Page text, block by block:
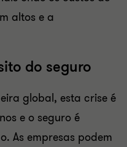
altos e a
do seguro
global, esta crise é
e o seguro é
As empresas podem